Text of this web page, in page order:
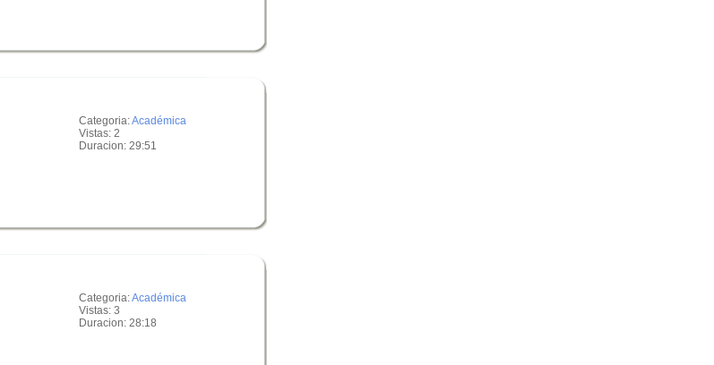
Categoria:Académica
Vistas: 2
Duracion: 29:51
Categoria:Académica
Vistas: 3
Duracion: 28:18